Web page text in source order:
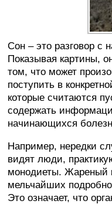
Сон – это разговор с
Показывая картины,
том, что может
поступить в
которые считаются
содержать
начинающихся
Например, нередки
видят люди,
монодиеты. Жареный
мельчайших
Это означает, что